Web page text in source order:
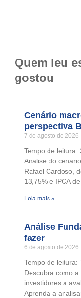
Quem leu
gostou
Cenário
perspectiva
7 de agosto de 2026
Tempo de leitura:
Análise do
Rafael Cardoso,
13,75% e IPCA
Leia mais »
Análise
fazer
6 de agosto de 2026
Tempo de leitura:
Descubra como
investidores a
Aprenda a